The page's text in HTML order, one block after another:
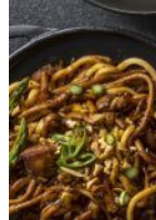
para
bebida
fría
Vasos